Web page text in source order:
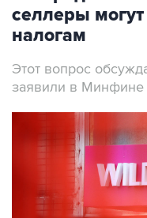
селлеры
налогам
Этот вопрос
заявили в Минфине